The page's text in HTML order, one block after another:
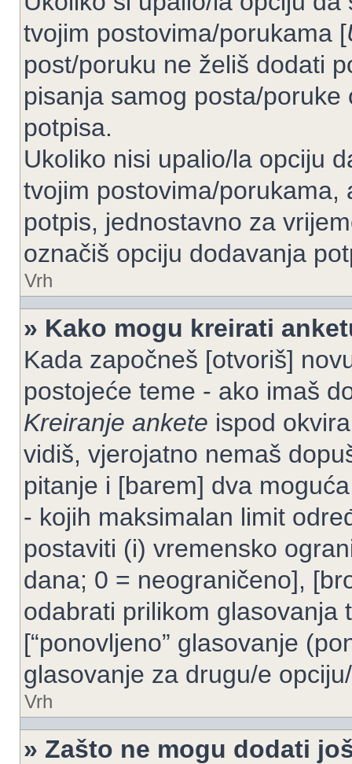
tvojim postovima/porukama [
post/poruku ne želiš dodati
pisanja samog posta/
potpisa.
Ukoliko nisi upalio/la opciju
tvojim postovima/
potpis, jednostavno za
označiš opciju dodavanja
Vrh
» Kako mogu kreirati
Kada započneš [otvoriš]
postojeće teme - ako imaš
Kreiranje ankete ispod
vidiš, vjerojatno nemaš
pitanje i [barem] dva
- kojih maksimalan limit
postaviti (i) vremensko
dana; 0 = neograničeno],
odabrati prilikom glasovanja
[“ponovljeno” glasovanje
glasovanje za drugu/e
Vrh
» Zašto ne mogu dodati